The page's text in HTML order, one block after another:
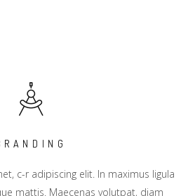
c-r adipiscing elit. In maximus ligula
mattis. Maecenas volutpat, diam